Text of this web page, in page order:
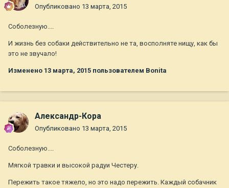
Опубликовано 13 марта, 2015
Соболезную....
И жизнь без собаки действительно не та, восполняте нищу, как бы
это не звучало!
Изменено 13 марта, 2015 пользователем Bonita
Александр-Кора
Опубликовано 13 марта, 2015
Соболезную....
Мягкой травки и высокой радуи Честеру.
Пережить такое тяжело, но это надо пережить. Каждый собачник